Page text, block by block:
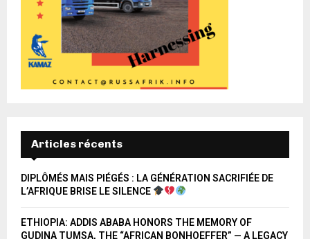
Articles récents
DIPLÔMÉS MAIS PIÉGÉS : LA GÉNÉRATION SACRIFIÉE DE
L’AFRIQUE BRISE LE SILENCE
ETHIOPIA: ADDIS ABABA HONORS THE MEMORY OF
GUDINA TUMSA, THE “AFRICAN BONHOEFFER” — A LEGACY